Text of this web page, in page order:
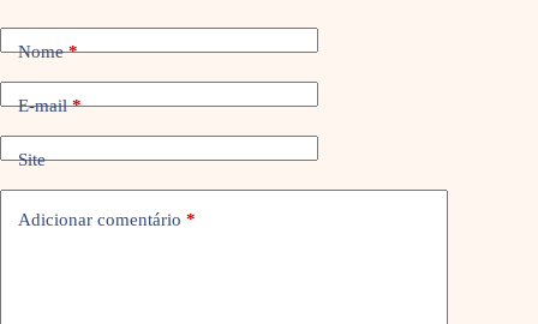
Nome*
E-mail*
Site
Adicionar comentário *